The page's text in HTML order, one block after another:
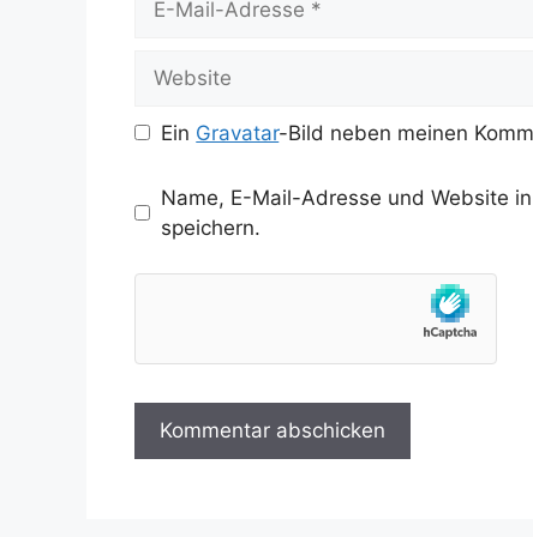
Website
Ein Gravatar-Bild neben meinen
Name, E-Mail-Adresse und Website
speichern.